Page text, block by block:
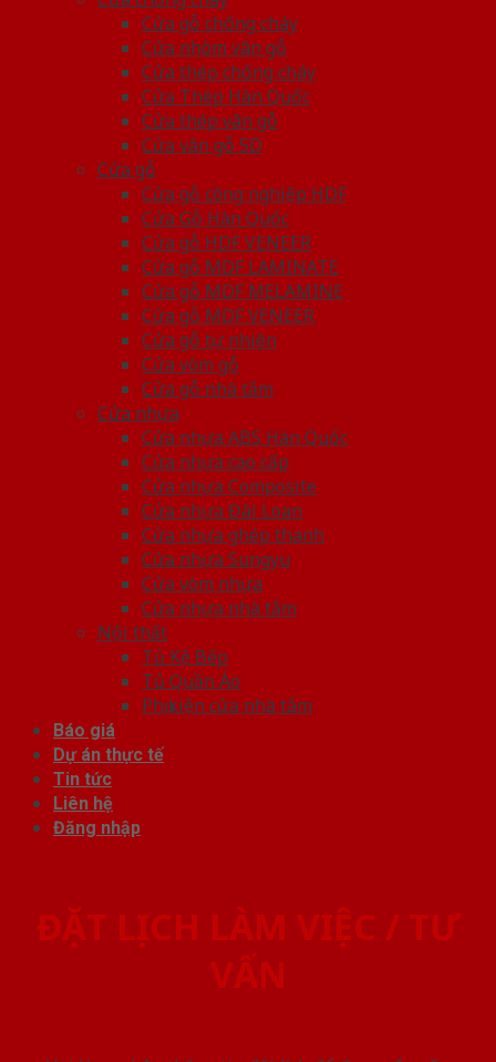
Cửa gỗ chống cháy
Cửa nhôm vân gỗ
Cửa thép chống cháy
Cửa Thép Hàn Quốc
Cửa thép vân gỗ
Cửa vân gỗ 5D
Cửa gỗ
Cửa gỗ công nghiệp HDF
Cửa Gỗ Hàn Quốc
Cửa gỗ HDF VENEER
Cửa gỗ MDF LAMINATE
Cửa gỗ MDF MELAMINE
Cửa gỗ MDF VENEER
Cửa gỗ tự nhiên
Cửa vòm gỗ
Cửa gỗ nhà tắm
Cửa nhựa
Cửa nhựa ABS Hàn Quốc
Cửa nhựa cao cấp
Cửa nhựa Composite
Cửa nhựa Đài Loan
Cửa nhựa ghép thanh
Cửa nhựa Sungyu
Cửa vòm nhựa
Cửa nhựa nhà tắm
Nội thất
Tủ Kệ Bếp
Tủ Quần Áo
Phụ kiện cửa nhà tắm
Báo giá
Dự án thực tế
Tin tức
Liên hệ
Đăng nhập
ĐẶT LỊCH LÀM VIỆC / TƯ
VẤN